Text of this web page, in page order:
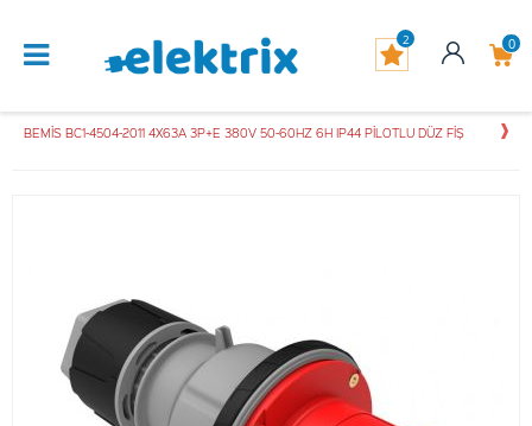
0
2
BEMİS BC1-4504-2011 4X63A 3P+E 380V 50-60HZ 6H IP44 PİLOTLU DÜZ FİŞ